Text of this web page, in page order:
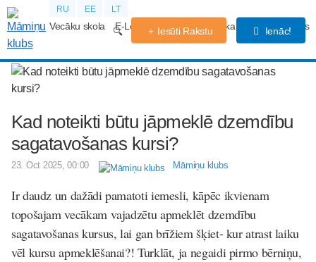
RU EE LT
Vecāku skola E-Lekcijas Grūtniecības kalendārs Forums
Iesūti Rakstu Ienāc!
Kad noteikti būtu jāpmeklē dzemdību
sagatavošanas kursi?
23. Oct 2025, 00:00 Māmiņu klubs
Ir daudz un dažādi pamatoti iemesli, kāpēc ikvienam
topošajam vecākam vajadzētu apmeklēt dzemdību
sagatavošanas kursus, lai gan brīžiem šķiet- kur atrast laiku
vēl kursu apmeklēšanai?! Turklāt, ja negaidi pirmo bērniņu,